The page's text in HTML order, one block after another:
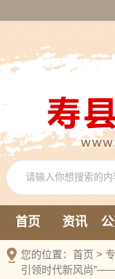
首页 资讯
新媒体
您的位置： 首页 >
引领时代新风尚